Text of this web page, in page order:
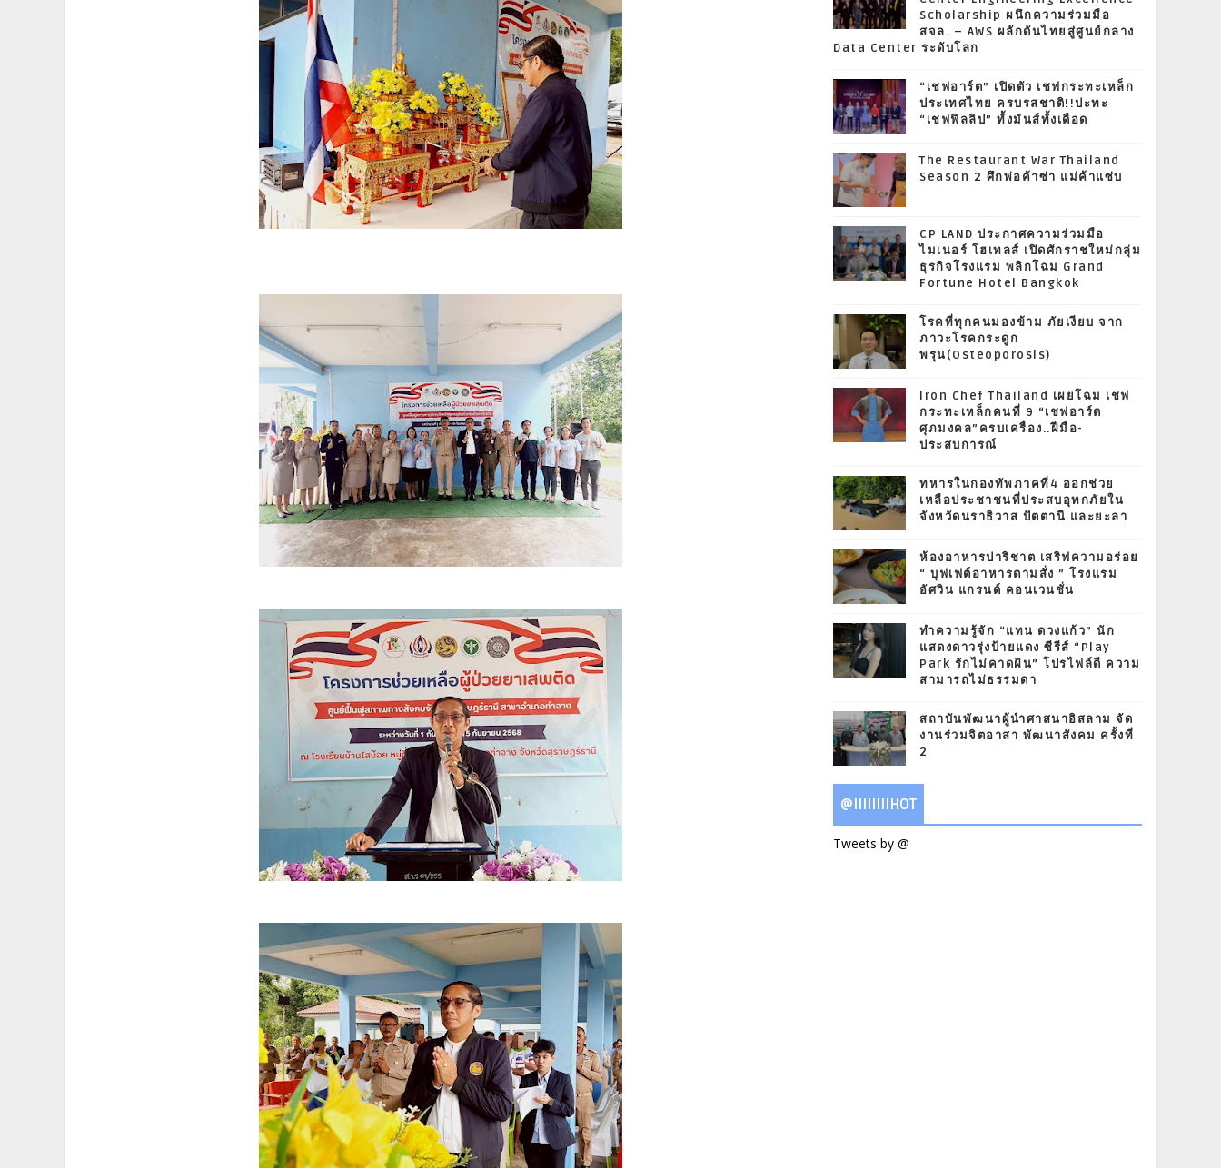
Scholarship ผนึกความร่วมมือ
สจล. – AWS ผลักดันไทยสู่ศูนย์กลาง
Data Center ระดับโลก
“เชฟอาร์ต” เปิดตัว เชฟกระทะเหล็ก
ประเทศไทย ครบรสชาติ!!ปะทะ
“เชฟฟิลลิป” ทั้งมันส์ทั้งเดือด
The Restaurant War Thailand
Season 2 ศึกพ่อค้าซ่า แม่ค้าแซ่บ
CP LAND ประกาศความร่วมมือ
ไมเนอร์ โฮเทลส์ เปิดศักราชใหม่กลุ่ม
ธุรกิจโรงแรม พลิกโฉม Grand
Fortune Hotel Bangkok
โรคที่ทุกคนมองข้าม ภัยเงียบ จาก
ภาวะโรคกระดูก
พรุน(Osteoporosis)
Iron Chef Thailand เผยโฉม เชฟ
กระทะเหล็กคนที่ 9 “เชฟอาร์ต
ศุภมงคล”ครบเครื่อง..ฝีมือ-
ประสบการณ์
ทหารในกองทัพภาคที่4 ออกช่วย
เหลือประชาชนที่ประสบอุทกภัยใน
จังหวัดนราธิวาส ปัตตานี และยะลา
ห้องอาหารปาริชาต เสริฟความอร่อย
“ บุฟเฟต์อาหารตามสั่ง ” โรงแรม
อัศวิน แกรนด์ คอนเวนชั่น
ทำความรู้จัก “แทน ดวงแก้ว” นัก
แสดงดาวรุ่งป้ายแดง ซีรีส์ “Play
Park รักไม่คาดฝัน” โปรไฟล์ดี ความ
สามารถไม่ธรรมดา
สถาบันพัฒนาผู้นำศาสนาอิสลาม จัด
งานร่วมจิตอาสา พัฒนาสังคม ครั้งที่
2
@IIIIIIIIHOT
Tweets by @